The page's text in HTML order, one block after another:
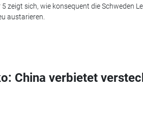
zeigt sich, wie konsequent die Schweden
austarieren.
China verbietet